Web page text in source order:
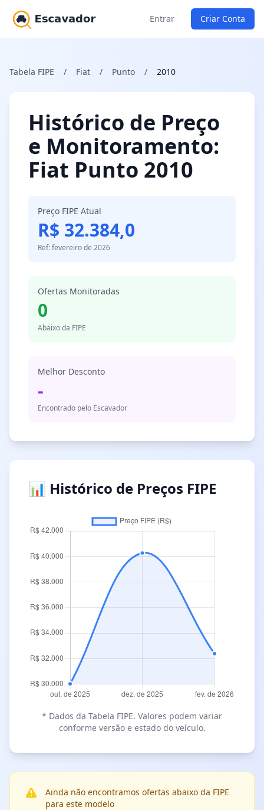
Entrar Criar Conta
Tabela FIPE / Fiat / Punto / 2010
Histórico de Preço
e Monitoramento:
Fiat Punto 2010
Preço FIPE Atual
R$ 32.384,0
Ref: fevereiro de 2026
Ofertas Monitoradas
0
Abaixo da FIPE
Melhor Desconto
-
Encontrado pelo Escavador
📊 Histórico de Preços FIPE
* Dados da Tabela FIPE. Valores podem variar
conforme versão e estado do veículo.
Ainda não encontramos ofertas abaixo da FIPE
para este modelo